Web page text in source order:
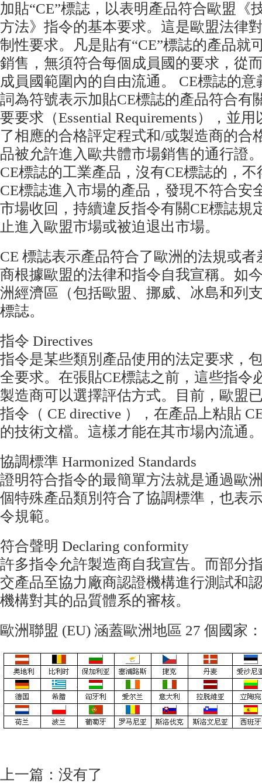
加貼“CE”標誌，以表明產品符合歐盟《
方法》指令的基本要求。這是歐盟法律
制性要求。凡是貼有“CE”標誌的產品就
銷售，無須符合每個成員國的要求，從
成員國範圍內的自由流通。 CE標誌的意
詞為符號表示加貼CE標誌的產品符合有
要要求（Essential Requirements），並
了相應的合格評定程式和/或製造商的合
品被允許進入歐共體市場銷售的通行證
CE標誌的工業產品，沒有CE標誌的，
CE標誌進入市場的產品，發現不符合安
市場收回，持續違反指令有關CE標誌規
止進入歐盟市場或被迫退出市場。
CE 標誌表示產品符合了歐洲的法規或
商根據歐盟的法律和指令自我宣稱。如
洲經濟區（包括歐盟、挪威、冰島和列
標誌。
指令 Directives
指令是某些類別產品使用的法定要求，
全要求。在張貼CE標誌之前，這些指令
製造商可以選擇評估方式。目前，歐盟
指令（ CE directive ），在產品上粘貼
的技術文檔。這樣才能在其市場內流通
協調標準 Harmonized Standards
證明符合指令的最簡單方法就是通過歐
個特殊產品類別符合了協調標準，也表
令規範。
符合聲明 Declaring conformity
許多指令允許製造商自我宣告。而部分
交產品至協力廠商認證機構進行測試和
機構對其的品質體系的審核。
歐洲聯盟 (EU) 涵蓋歐洲地區 27 個國家：
上一篇：没有了